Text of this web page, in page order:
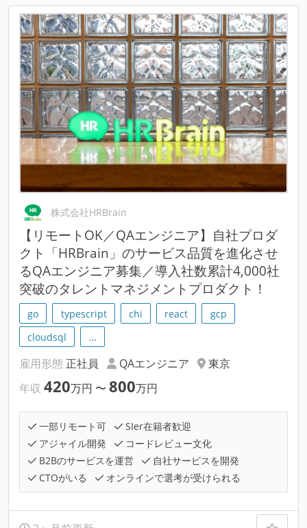
株式会社HRBrain
【リモートOK／QAエンジニア】自社プロダ
クト「HRBrain」のサービス品質を進化させ
るQAエンジニア募集／導入社数累計4,000社
突破のタレントマネジメントプロダクト！
go typescript chi react
gcp
cloudsql
…
雇用形態 正社員 QAエンジニア
東京
年収 420万円 〜 800万円
一部リモート可
SIer在籍者歓迎
アジャイル開発
コードレビュー文化
B2Bのサービスを運営
自社サービスを開発
CTOがいる
オンラインで選考が受けられる